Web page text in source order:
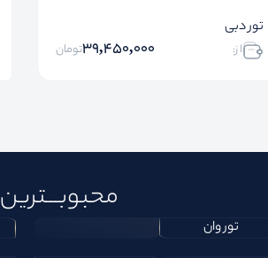
تور دبی
ا ز: 39,450,000تومان
محبوبـــترین
تور وان